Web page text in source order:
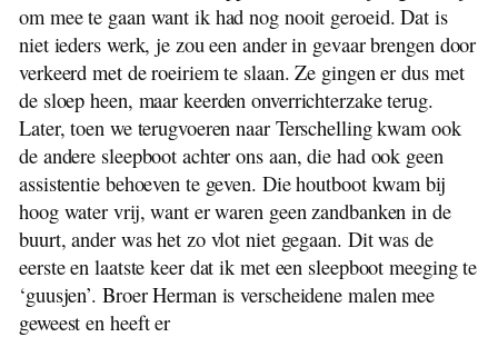
om mee te gaan want ik had nog nooit geroeid. Dat is
niet ieders werk, je zou een ander in gevaar brengen door
verkeerd met de roeiriem te slaan. Ze gingen er dus met
de sloep heen, maar keerden onverrichterzake terug.
Later, toen we terugvoeren naar Terschelling kwam ook
de andere sleepboot achter ons aan, die had ook geen
assistentie behoeven te geven. Die houtboot kwam bij
hoog water vrij, want er waren geen zandbanken in de
buurt, ander was het zo vlot niet gegaan. Dit was de
eerste en laatste keer dat ik met een sleepboot meeging te
‘guusjen’. Broer Herman is verscheidene malen mee
geweest en heeft er